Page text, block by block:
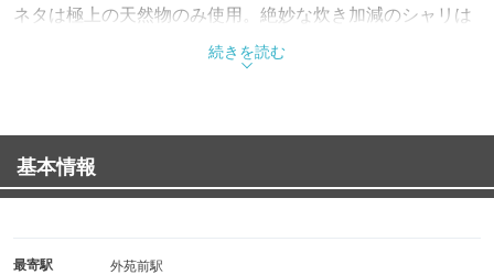
ネタは極上の天然物のみ使用。絶妙な炊き加減のシャリは
江戸前鮨ならではの赤酢を使いネタの旨味を引き立ててい
大人のデート、誕生日、記念日、友人と等幅広くご利用頂
け、女性同士のお客様も多くご利用いただいております。
したひと時をお過ごしください。
続きを読む
基本情報
最寄駅 外苑前駅